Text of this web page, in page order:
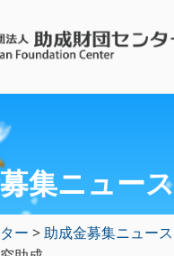
集ニュース
ー >助成金募集ニュース